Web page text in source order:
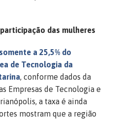
das mulheres
a 25,5% do
de Tecnologia da
, conforme dados da
Empresas de Tecnologia e
a taxa é ainda
mostram que a região